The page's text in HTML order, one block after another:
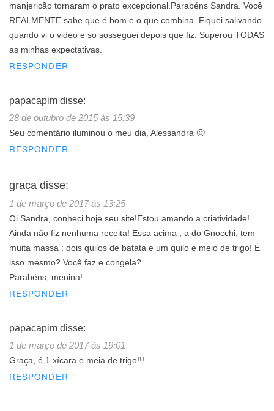
manjericão tornaram o prato excepcional.Parabéns Sandra. Você
REALMENTE sabe que é bom e o que combina. Fiquei salivando
quando vi o video e so sosseguei depois que fiz. Superou TODAS
as minhas expectativas.
RESPONDER
papacapim disse:
28 de outubro de 2015 às 15:39
Seu comentário iluminou o meu dia, Alessandra 🙂
RESPONDER
graça disse:
1 de março de 2017 às 13:25
Oi Sandra, conheci hoje seu site!Estou amando a criatividade!
Ainda não fiz nenhuma receita! Essa acima , a do Gnocchi, tem
muita massa : dois quilos de batata e um quilo e meio de trigo! É
isso mesmo? Você faz e congela?
Parabéns, menina!
RESPONDER
papacapim disse:
1 de março de 2017 às 19:01
Graça, é 1 xícara e meia de trigo!!!
RESPONDER